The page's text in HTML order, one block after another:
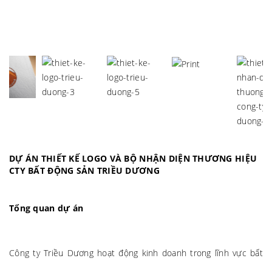
DỰ ÁN THIẾT KẾ LOGO VÀ BỘ NHẬN DIỆN THƯƠNG HIỆU
CTY BẤT ĐỘNG SẢN TRIỀU DƯƠNG
Tổng quan dự án
Công ty Triều Dương hoạt động kinh doanh trong lĩnh vực bất